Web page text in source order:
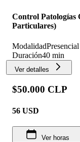
Control Patologías
Particulares)
ModalidadPresencial
Duración40 min
Ver detalles
$50.000 CLP
56 USD
Ver horas